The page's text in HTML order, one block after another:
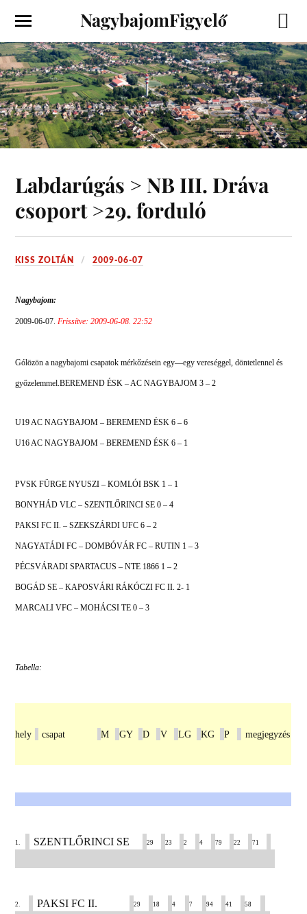
NagybajomFigyelő
Labdarúgás > NB III. Dráva
csoport >29. forduló
KISS ZOLTÁN 2009-06-07
Nagybajom:
2009-06-07. Frissítve: 2009-06-08. 22:52
Gólözön a nagybajomi csapatok mérkőzésein egy—egy vereséggel, döntetlennel és
győzelemmel.BEREMEND ÉSK – AC NAGYBAJOM 3 – 2
U19 AC NAGYBAJOM – BEREMEND ÉSK 6 – 6
U16 AC NAGYBAJOM – BEREMEND ÉSK 6 – 1
PVSK FÜRGE NYUSZI – KOMLÓI BSK 1 – 1
BONYHÁD VLC – SZENTLŐRINCI SE 0 – 4
PAKSI FC II. – SZEKSZÁRDI UFC 6 – 2
NAGYATÁDI FC – DOMBÓVÁR FC – RUTIN 1 – 3
PÉCSVÁRADI SPARTACUS – NTE 1866 1 – 2
BOGÁD SE – KAPOSVÁRI RÁKÓCZI FC II. 2- 1
MARCALI VFC – MOHÁCSI TE 0 – 3
Tabella:
hely csapat M GY D V LG KG P megjegyzés
1. SZENTLŐRINCI SE 29 23 2 4 79 22 71
2. PAKSI FC II. 29 18 4 7 94 41 58